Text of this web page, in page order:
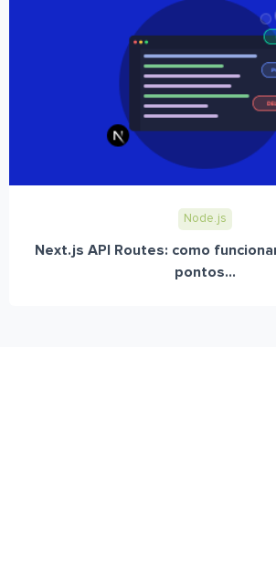
Node.js
Next.js API Routes: como
pontos...